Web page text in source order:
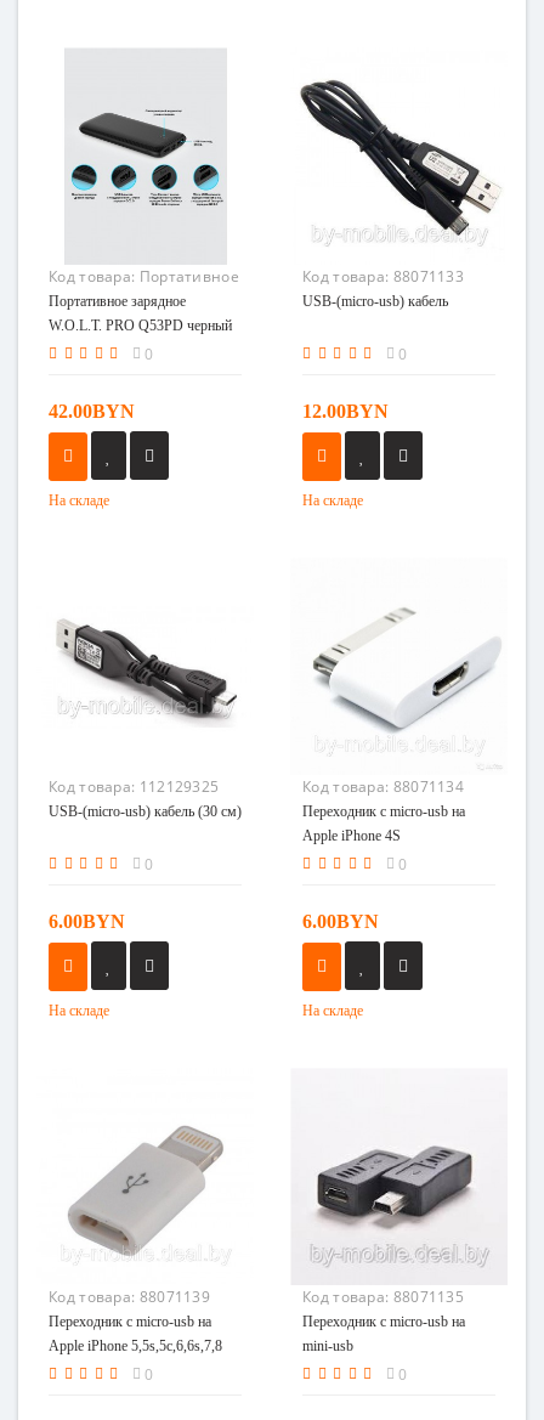
Код товара: Портативное
зарядное W.O.L.T. PRO
Q53PD черный
Портативное зарядное
W.O.L.T. PRO Q53PD черный
0
42.00BYN
На складе
Код товара: 88071133
USB-(micro-usb) кабель
0
12.00BYN
На складе
Код товара: 112129325
USB-(micro-usb) кабель (30 см)
0
6.00BYN
На складе
Код товара: 88071134
Переходник с micro-usb на
Apple iPhone 4S
0
6.00BYN
На складе
Код товара: 88071139
Переходник с micro-usb на
Apple iPhone 5,5s,5c,6,6s,7,8
0
Код товара: 88071135
Переходник с micro-usb на
mini-usb
0